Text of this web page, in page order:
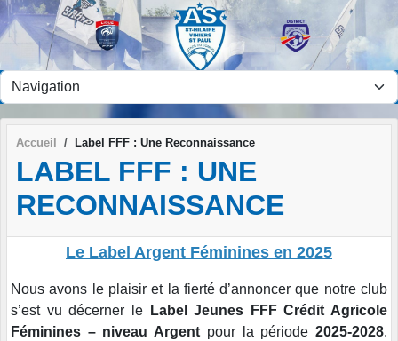
Accueil Label FFF : Une Reconnaissance
LABEL FFF : UNE
RECONNAISSANCE
Le Label Argent Féminines en 2025
Nous avons le plaisir et la fierté d’annoncer que notre club
s’est vu décerner le
Label Jeunes FFF Crédit Agricole
Féminines – niveau Argent pour la période2025-2028.
Panneau de gestion des cookies